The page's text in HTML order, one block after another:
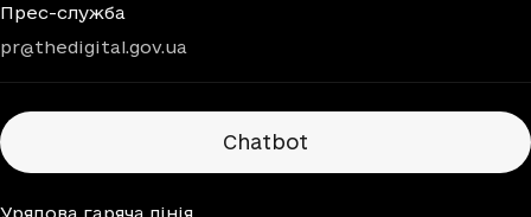
Прес-служба
pr@thedigital.gov.ua
Chatbots
Chatbot
Урядова гаряча лінія